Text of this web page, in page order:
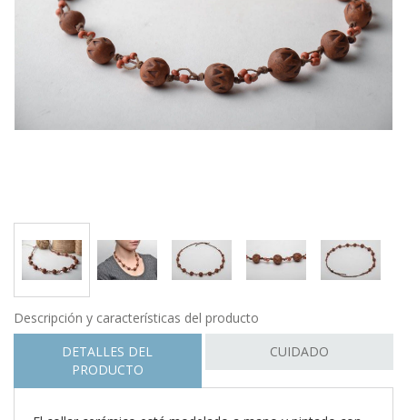
Descripción y características del producto
DETALLES DEL
PRODUCTO
CUIDADO